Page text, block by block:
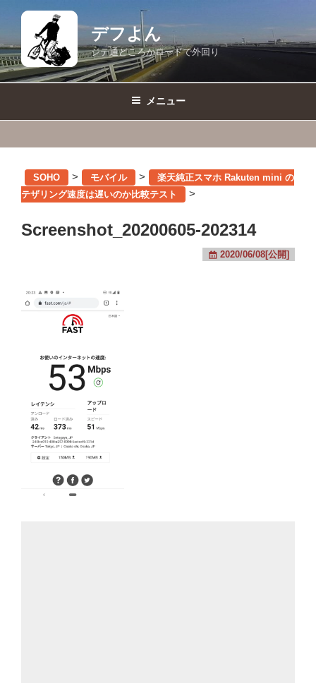
テ
ン
ツ
デフよん
ジテ通どころかロードで外回り
メニュー
SOHO > モバイル >
楽天純正スマホ Rakuten mini の
テザリング速度は遅いのか比較テスト
>
Screenshot_20200605-202314
2020/06/08[公開]